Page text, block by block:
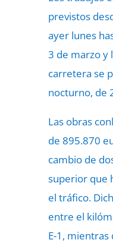
previstos
ayer lunes
3 de marzo y
carretera se
nocturno, de
Las obras
de 895.870
cambio de
superior que
el tráfico.
entre el
E-1, mientras